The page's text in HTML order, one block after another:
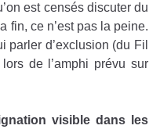
est censés discuter du
fin, ce n’est pas la peine.
parler d’exclusion (du Fil
de l’amphi prévu sur
visible dans les